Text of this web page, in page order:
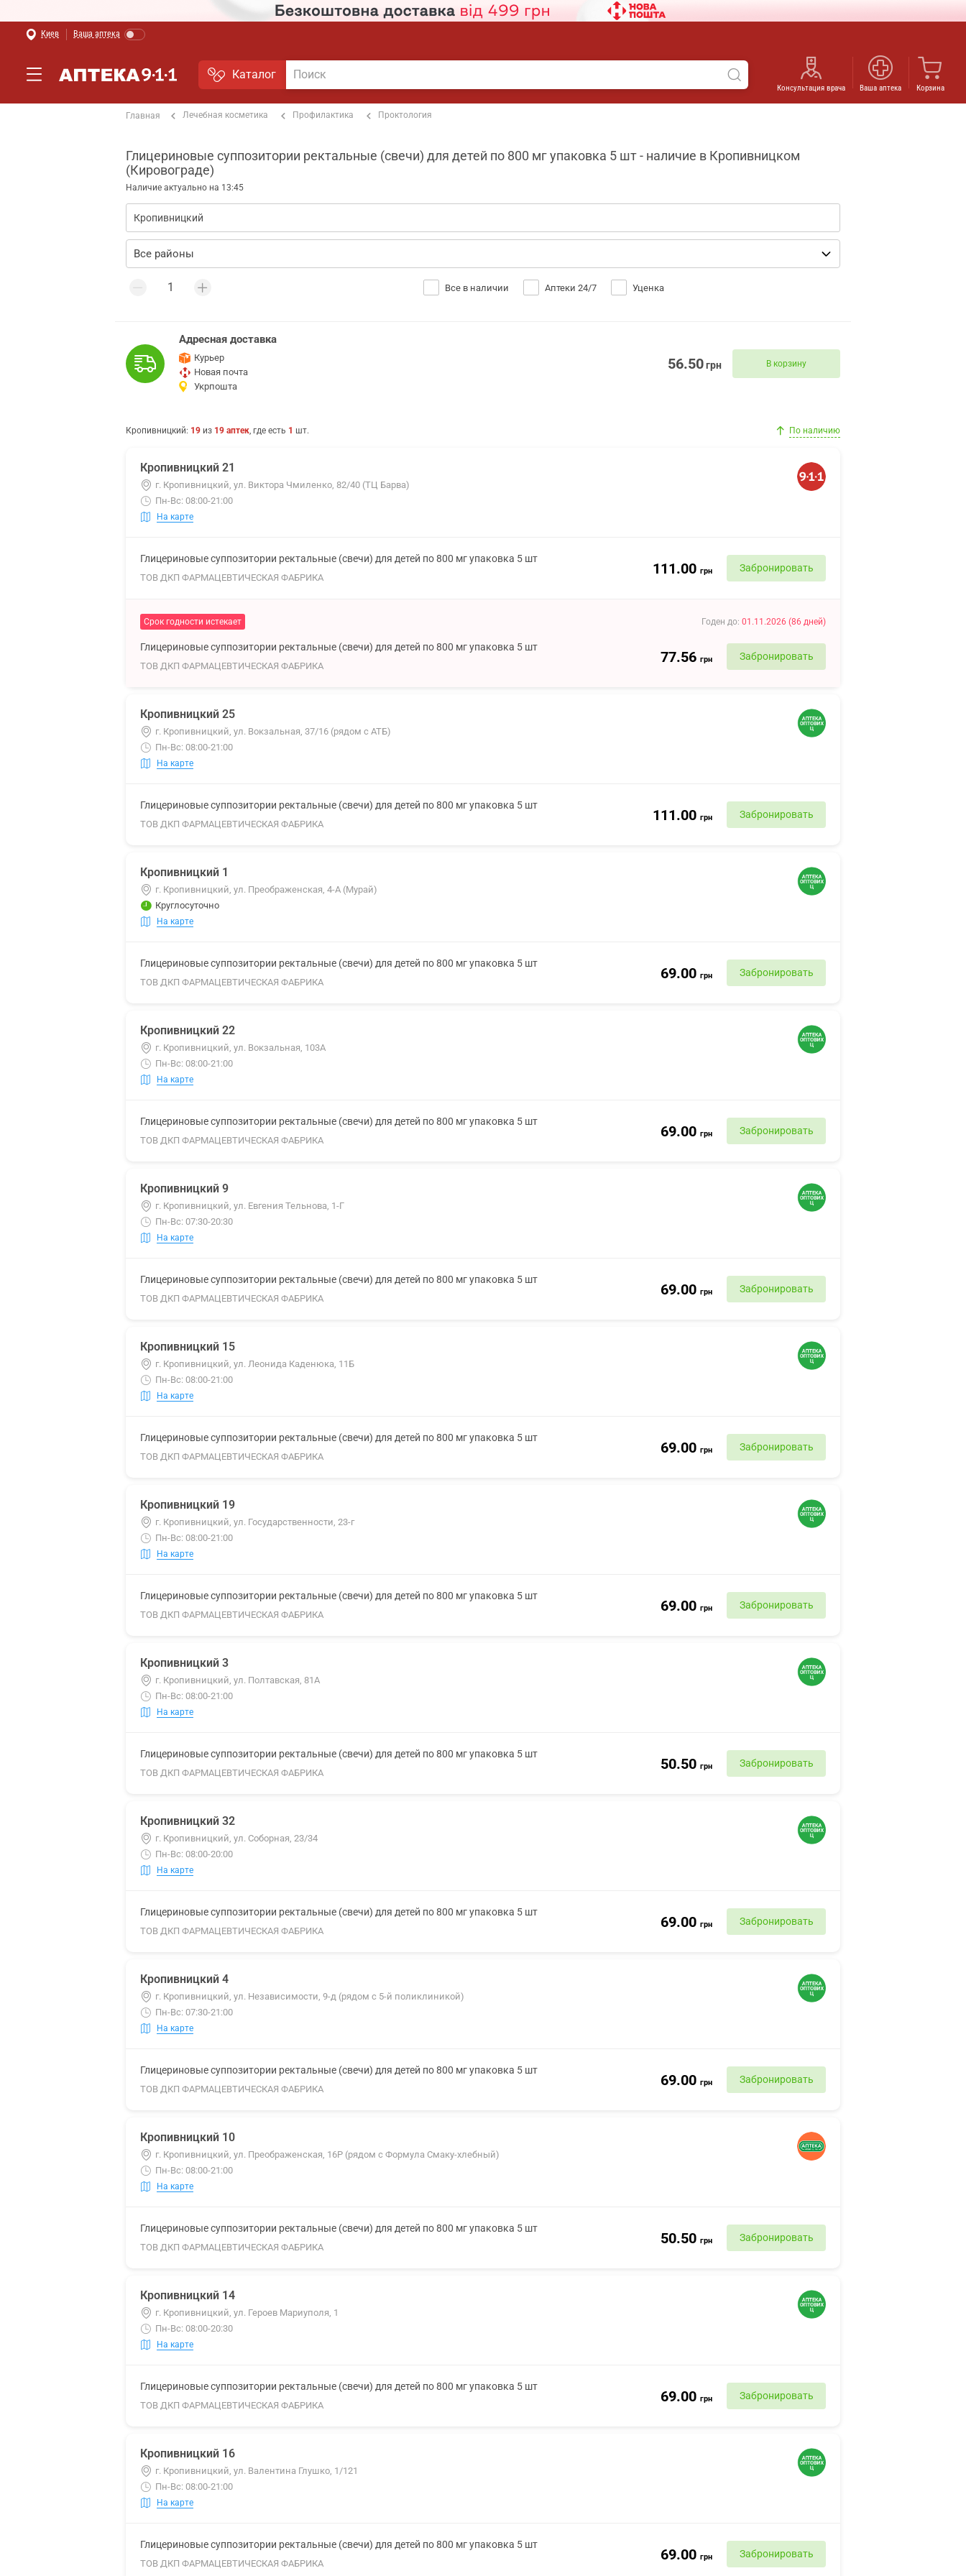
Киев Ваша аптека
Каталог
Консультация врача Ваша аптека Корзина
Главная Лечебная косметика Профилактика Проктология
Глицериновые суппозитории ректальные (свечи) для детей по 800 мг упаковка 5 шт - наличие в Кропивницком
(Кировограде)
Наличие актуально на 13:45
Все в наличии Аптеки 24/7 Уценка
Адресная доставка
Курьер
Новая почта
Укрпошта
56.50грн В корзину
Кропивницкий: 19 из 19 аптек, где есть 1 шт. По наличию
Кропивницкий 21
г. Кропивницкий, ул. Виктора Чмиленко, 82/40 (ТЦ Барва)
Пн-Вс: 08:00-21:00
На карте
Глицериновые суппозитории ректальные (свечи) для детей по 800 мг упаковка 5 шт
ТОВ ДКП ФАРМАЦЕВТИЧЕСКАЯ ФАБРИКА
111.00 грн Забронировать
Срок годности истекает Годен до: 01.11.2026 (86 дней)
Глицериновые суппозитории ректальные (свечи) для детей по 800 мг упаковка 5 шт
ТОВ ДКП ФАРМАЦЕВТИЧЕСКАЯ ФАБРИКА
77.56 грн Забронировать
Кропивницкий 25
г. Кропивницкий, ул. Вокзальная, 37/16 (рядом с АТБ)
Пн-Вс: 08:00-21:00
На карте
Глицериновые суппозитории ректальные (свечи) для детей по 800 мг упаковка 5 шт
ТОВ ДКП ФАРМАЦЕВТИЧЕСКАЯ ФАБРИКА
111.00 грн Забронировать
Кропивницкий 1
г. Кропивницкий, ул. Преображенская, 4-А (Мурай)
Круглосуточно
На карте
Глицериновые суппозитории ректальные (свечи) для детей по 800 мг упаковка 5 шт
ТОВ ДКП ФАРМАЦЕВТИЧЕСКАЯ ФАБРИКА
69.00 грн Забронировать
Кропивницкий 22
г. Кропивницкий, ул. Вокзальная, 103А
Пн-Вс: 08:00-21:00
На карте
Глицериновые суппозитории ректальные (свечи) для детей по 800 мг упаковка 5 шт
ТОВ ДКП ФАРМАЦЕВТИЧЕСКАЯ ФАБРИКА
69.00 грн Забронировать
Кропивницкий 9
г. Кропивницкий, ул. Евгения Тельнова, 1-Г
Пн-Вс: 07:30-20:30
На карте
Глицериновые суппозитории ректальные (свечи) для детей по 800 мг упаковка 5 шт
ТОВ ДКП ФАРМАЦЕВТИЧЕСКАЯ ФАБРИКА
69.00 грн Забронировать
Кропивницкий 15
г. Кропивницкий, ул. Леонида Каденюка, 11Б
Пн-Вс: 08:00-21:00
На карте
Глицериновые суппозитории ректальные (свечи) для детей по 800 мг упаковка 5 шт
ТОВ ДКП ФАРМАЦЕВТИЧЕСКАЯ ФАБРИКА
69.00 грн Забронировать
Кропивницкий 19
г. Кропивницкий, ул. Государственности, 23-г
Пн-Вс: 08:00-21:00
На карте
Глицериновые суппозитории ректальные (свечи) для детей по 800 мг упаковка 5 шт
ТОВ ДКП ФАРМАЦЕВТИЧЕСКАЯ ФАБРИКА
69.00 грн Забронировать
Кропивницкий 3
г. Кропивницкий, ул. Полтавская, 81А
Пн-Вс: 08:00-21:00
На карте
Глицериновые суппозитории ректальные (свечи) для детей по 800 мг упаковка 5 шт
ТОВ ДКП ФАРМАЦЕВТИЧЕСКАЯ ФАБРИКА
50.50 грн Забронировать
Кропивницкий 32
г. Кропивницкий, ул. Соборная, 23/34
Пн-Вс: 08:00-20:00
На карте
Глицериновые суппозитории ректальные (свечи) для детей по 800 мг упаковка 5 шт
ТОВ ДКП ФАРМАЦЕВТИЧЕСКАЯ ФАБРИКА
69.00 грн Забронировать
Кропивницкий 4
г. Кропивницкий, ул. Независимости, 9-д (рядом с 5-й поликлиникой)
Пн-Вс: 07:30-21:00
На карте
Глицериновые суппозитории ректальные (свечи) для детей по 800 мг упаковка 5 шт
ТОВ ДКП ФАРМАЦЕВТИЧЕСКАЯ ФАБРИКА
69.00 грн Забронировать
Кропивницкий 10
г. Кропивницкий, ул. Преображенская, 16Р (рядом с Формула Смаку-хлебный)
Пн-Вс: 08:00-21:00
На карте
Глицериновые суппозитории ректальные (свечи) для детей по 800 мг упаковка 5 шт
ТОВ ДКП ФАРМАЦЕВТИЧЕСКАЯ ФАБРИКА
50.50 грн Забронировать
Кропивницкий 14
г. Кропивницкий, ул. Героев Мариуполя, 1
Пн-Вс: 08:00-20:30
На карте
Глицериновые суппозитории ректальные (свечи) для детей по 800 мг упаковка 5 шт
ТОВ ДКП ФАРМАЦЕВТИЧЕСКАЯ ФАБРИКА
69.00 грн Забронировать
Кропивницкий 16
г. Кропивницкий, ул. Валентина Глушко, 1/121
Пн-Вс: 08:00-21:00
На карте
Глицериновые суппозитории ректальные (свечи) для детей по 800 мг упаковка 5 шт
ТОВ ДКП ФАРМАЦЕВТИЧЕСКАЯ ФАБРИКА
69.00 грн Забронировать